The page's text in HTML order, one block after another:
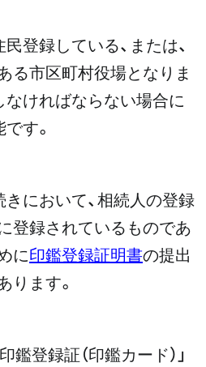
登録している、または、
る市区町村役場となりま
なければならない場合に
す。
きにおいて、相続人の登録
登録されているものであ
に印鑑登録証明書の提出
ります。
鑑登録証（印鑑カード）」